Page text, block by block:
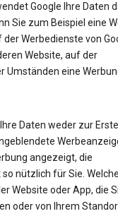
Google Ihre Daten
Sie zum Beispiel eine
Werbedienste von
Website, auf der
Umständen eine
Daten weder zur
angezeigt, die
nützlich für Sie.
Website oder App, die
oder von Ihrem